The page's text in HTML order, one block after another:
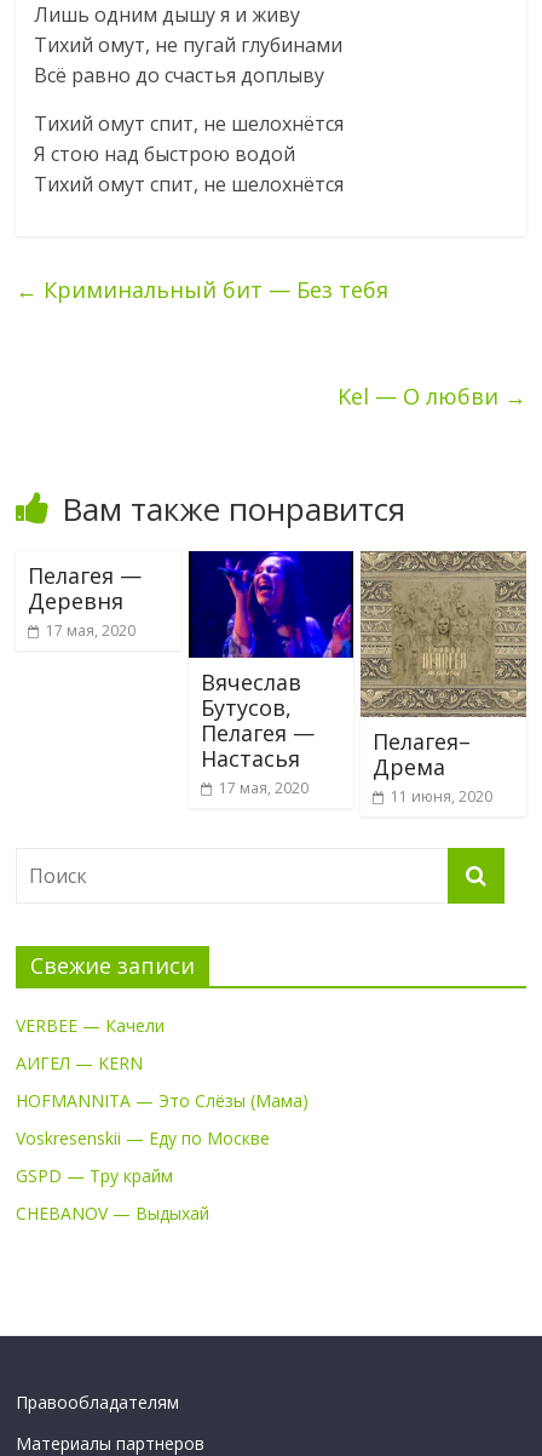
Лишь одним дышу я и живу
Тихий омут, не пугай глубинами
Всё равно до счастья доплыву
Тихий омут спит, не шелохнётся
Я стою над быстрою водой
Тихий омут спит, не шелохнётся
← Криминальный бит — Без тебя
Kel — О любви →
Вам также понравится
Пелагея —
Деревня
17 мая, 2020
Вячеслав
Бутусов,
Пелагея —
Настасья
17 мая, 2020
Пелагея–
Дрема
11 июня, 2020
Свежие записи
VERBEE — Качели
АИГЕЛ — KERN
HOFMANNITA — Это Слёзы (Мама)
Voskresenskii — Еду по Москве
GSPD — Тру крайм
CHEBANOV — Выдыхай
Правообладателям
Материалы партнеров